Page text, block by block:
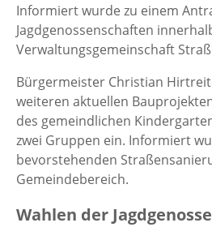
Informiert wurde zu einem
Jagdgenossenschaften
Verwaltungsgemeinschaft
Bürgermeister Christian
weiteren aktuellen
des gemeindlichen
zwei Gruppen ein. Informiert
bevorstehenden
Gemeindebereich.
Wahlen der